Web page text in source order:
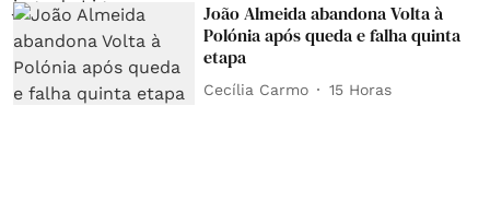
João Almeida abandona Volta à
Polónia após queda e falha quinta
etapa
Cecília Carmo 15 Horas